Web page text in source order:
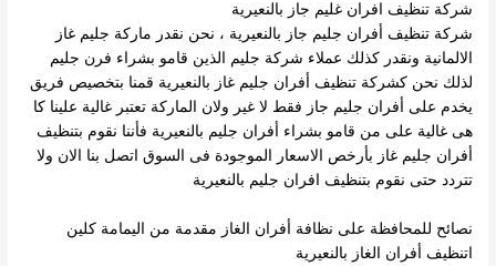
شركة تنظيف افران غليم جاز بالنعيرية
شركة تنظيف أفران جليم جاز بالنعيرية ، نحن نقدر ماركة جليم غاز
الالمانية ونقدر كذلك عملاء شركة جليم الذين قامو بشراء فرن جليم
لذلك نحن كشركة تنظيف أفران جليم غاز بالنعيرية قمنا بتخصيص فريق
يخدم على أفران جليم جاز فقط لا غير ولان الماركة تعتبر غالية علينا كا
هى غالية على من قامو بشراء أفران جليم بالنعيرية فأننا نقوم بتنظيف
أفران جليم غاز بأرخص الاسعار الموجودة فى السوق اتصل بنا الان ولا
تتردد حتى نقوم بتنظيف افران جليم بالنعيرية
نصائح للمحافظة على نظافة أفران الغاز مقدمة من اليمامة كلين
اتنظيف أفران الغاز بالنعيرية